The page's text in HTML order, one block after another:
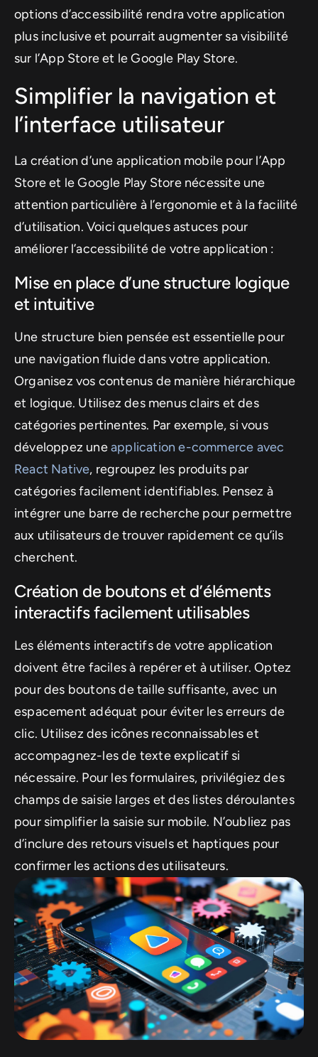
options d’accessibilité rendra votre application
plus inclusive et pourrait augmenter sa visibilité
sur l’App Store et le Google Play Store.
Simplifier la navigation et
l’interface utilisateur
La création d’une application mobile pour l’App
Store et le Google Play Store nécessite une
attention particulière à l’ergonomie et à la facilité
d’utilisation. Voici quelques astuces pour
améliorer l’accessibilité de votre application :
Mise en place d’une structure logique
et intuitive
Une structure bien pensée est essentielle pour
une navigation fluide dans votre application.
Organisez vos contenus de manière hiérarchique
et logique. Utilisez des menus clairs et des
catégories pertinentes. Par exemple, si vous
développez uneapplication e-commerce avec
React Native, regroupez les produits par
catégories facilement identifiables. Pensez à
intégrer une barre de recherche pour permettre
aux utilisateurs de trouver rapidement ce qu’ils
cherchent.
Création de boutons et d’éléments
interactifs facilement utilisables
Les éléments interactifs de votre application
doivent être faciles à repérer et à utiliser. Optez
pour des boutons de taille suffisante, avec un
espacement adéquat pour éviter les erreurs de
clic. Utilisez des icônes reconnaissables et
accompagnez-les de texte explicatif si
nécessaire. Pour les formulaires, privilégiez des
champs de saisie larges et des listes déroulantes
pour simplifier la saisie sur mobile. N’oubliez pas
d’inclure des retours visuels et haptiques pour
confirmer les actions des utilisateurs.